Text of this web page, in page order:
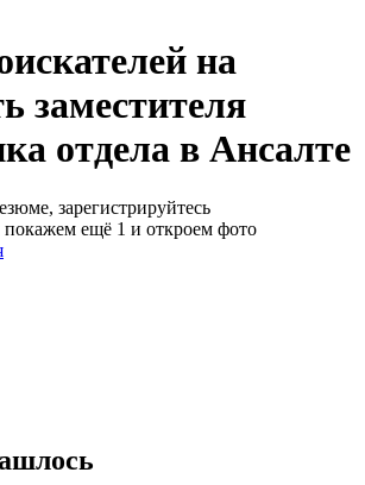
на
заместителя
отдела в Ансалте
зарегистрируйтесь
покажем ещё 1 и откроем фото